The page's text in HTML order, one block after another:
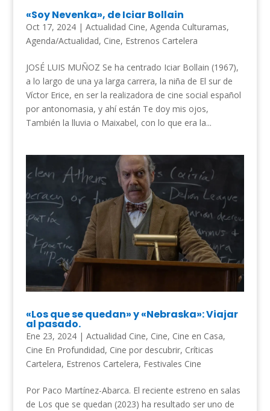
«Soy Nevenka», de Iciar Bollain
Oct 17, 2024| Actualidad Cine, Agenda Culturamas,
Agenda/Actualidad, Cine, Estrenos Cartelera
JOSÉ LUIS MUÑOZ Se ha centrado Iciar Bollain (1967),
a lo largo de una ya larga carrera, la niña de El sur de
Víctor Erice, en ser la realizadora de cine social español
por antonomasia, y ahí están Te doy mis ojos,
También la lluvia o Maixabel, con lo que era la...
«Los que se quedan» y «Nebraska»: Viajar
al pasado.
Ene 23, 2024| Actualidad Cine, Cine, Cine en Casa,
Cine En Profundidad, Cine por descubrir, Críticas
Cartelera, Estrenos Cartelera, Festivales Cine
Por Paco Martínez-Abarca. El reciente estreno en salas
de Los que se quedan (2023) ha resultado ser uno de